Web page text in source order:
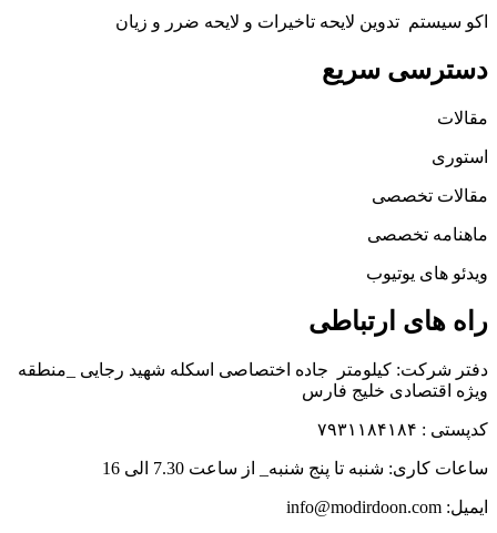
اکو سیستم تدوین لایحه تاخیرات و لایحه ضرر و زیان
دسترسی سریع
مقالات
استوری
مقالات تخصصی
ماهنامه تخصصی
ویدئو های یوتیوب
راه های ارتباطی
دفتر شرکت: کیلومتر جاده اختصاصی اسکله شهید رجایی _منطقه
ویژه اقتصادی خلیج فارس
کدپستی : ۷۹۳۱۱۸۴۱۸۴
ساعات کاری: شنبه تا پنج شنبه_ از ساعت 7.30 الی 16
ایمیل: info@modirdoon.com